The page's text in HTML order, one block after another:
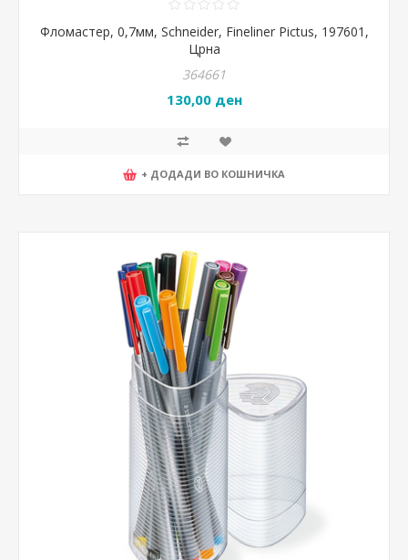
Фломастер, 0,7мм, Schneider, Fineliner Pictus, 197601,
Црна
364661
130,00 ден
+ ДОДАДИ ВО КОШНИЧКА